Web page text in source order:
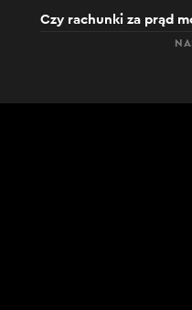
Czy rachunki za prąd